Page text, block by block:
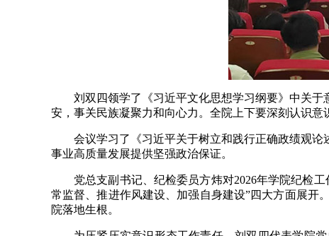
刘双四领学了《习近平文化思想学习纲要》中关
安，事关民族凝聚力和向心力。全院上下要深刻认识
会议学习了《习近平关于树立和践行正确政绩观
事业高质量发展提供坚强政治保证。
党总支副书记、纪检委员方炜对2026年学院纪检
常监督、推进作风建设、加强自身建设”四大方面展开
院落地生根。